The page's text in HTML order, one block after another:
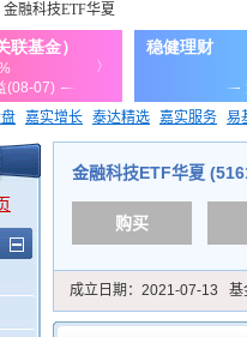
金融科技ETF华夏
嘉实增长 泰达精选 嘉实服务 易
价值ETF
金融科技ETF华夏
购买
成立日期： 2021-07-13 基